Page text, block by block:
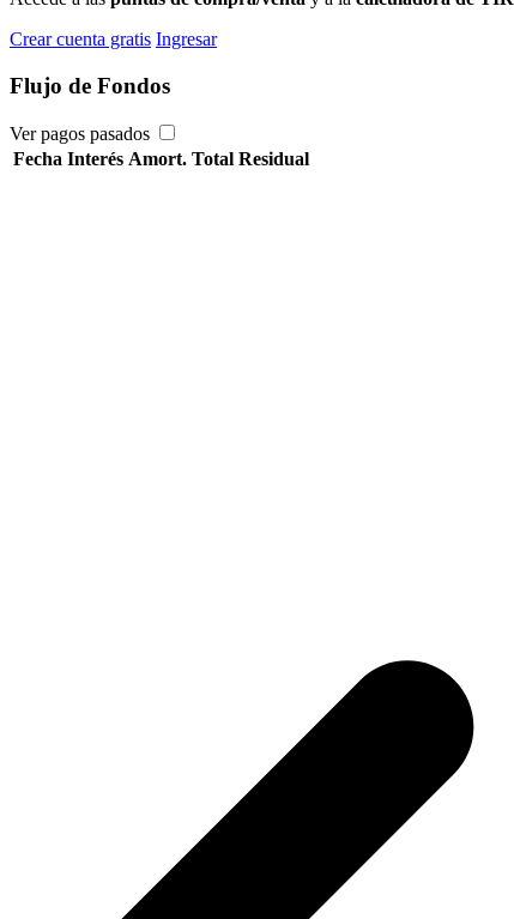
Crear cuenta gratis Ingresar
Flujo de Fondos
Ver pagos pasados
Fecha Interés Amort. Total Residual